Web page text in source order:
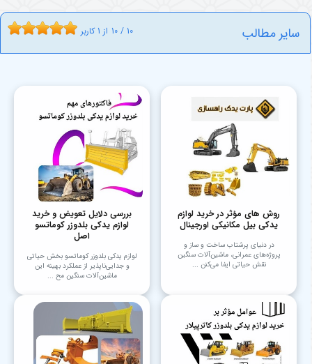
سایر مطالب 10 / 10 از 1 کاربر
روش های مؤثر در خرید لوازم
یدکی بیل مکانیکی اورجینال
در دنیای پرشتاب ساخت و ساز و
پروژه‌های عمرانی، ماشین‌آلات سنگین
نقش حیاتی ایفا می‌کنن ...
بررسی دلایل تعویض و خرید
لوازم یدکی بلدوزر کوماتسو
اصل
لوازم یدکی بلدوزر کوماتسو بخش حیاتی
و جدایی‌ناپذیر از عملکرد بهینه این
ماشین‌آلات سنگین مح ...